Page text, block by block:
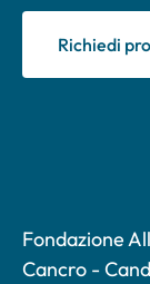
Richiedi
Fondazione
Cancro -